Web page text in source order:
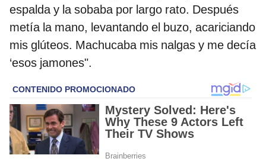
espalda y la sobaba por largo rato. Después
metía la mano, levantando el buzo, acariciando
mis glúteos. Machucaba mis nalgas y me decía
‘esos jamones".